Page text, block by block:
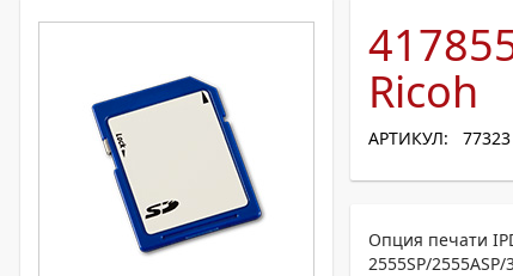
ПРОФИЛАКТИКА И ТО
РАЗОВЫЕ РЕМОНТЫ
АРЕНДА ОБОРУДОВАНИЯ
Ricoh
АРТИКУЛ: 77323
Опция печати
2555SP/2555ASP/